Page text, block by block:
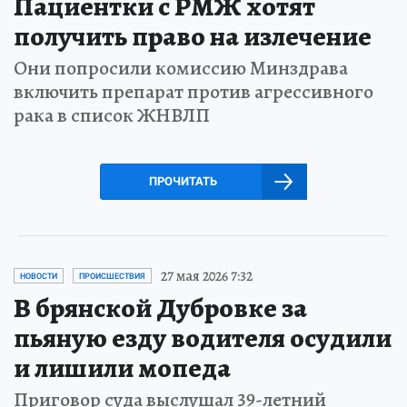
получить право на излечение
Они попросили комиссию Минздрава
включить препарат против агрессивного
рака в список ЖНВЛП
ПРОЧИТАТЬ
НОВОСТИ ПРОИСШЕСТВИЯ 27 мая 2026 7:32
В брянской Дубровке за
пьяную езду водителя осудили
и лишили мопеда
Приговор суда выслушал 39-летний